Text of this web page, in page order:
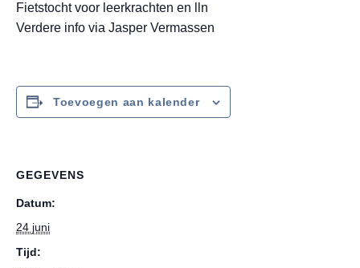
Fietstocht voor leerkrachten en lln
Verdere info via Jasper Vermassen
Toevoegen aan kalender
GEGEVENS
Datum:
24 juni
Tijd: